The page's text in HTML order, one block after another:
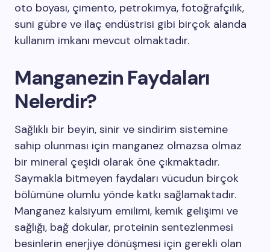
oto boyası, çimento, petrokimya, fotoğrafçılık,
suni gübre ve ilaç endüstrisi gibi birçok alanda
kullanım imkanı mevcut olmaktadır.
Manganezin Faydaları
Nelerdir?
Sağlıklı bir beyin, sinir ve sindirim sistemine
sahip olunması için manganez olmazsa olmaz
bir mineral çeşidi olarak öne çıkmaktadır.
Saymakla bitmeyen faydaları vücudun birçok
bölümüne olumlu yönde katkı sağlamaktadır.
Manganez kalsiyum emilimi, kemik gelişimi ve
sağlığı, bağ dokular, proteinin sentezlenmesi
besinlerin enerjiye dönüşmesi için gerekli olan